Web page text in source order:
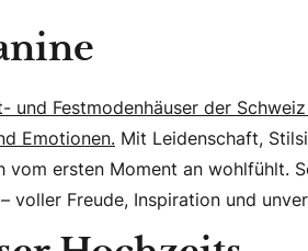
und Festmodenhäuser der
Emotionen. Mit Leidenschaft,
vom ersten Moment an wohlfühlt.
voller Freude, Inspiration und